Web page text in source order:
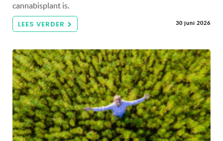
cannabisplant is.
LEES VERDER 30 juni 2026